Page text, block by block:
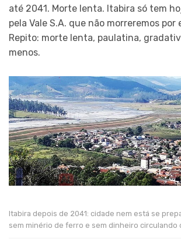
até 2041. Morte lenta. Itabira só tem
pela Vale S.A. que não morreremos por
Repito: morte lenta, paulatina,
menos.
Itabira depois de 2041: cidade nem está se
sem minério de ferro e sem dinheiro circulando